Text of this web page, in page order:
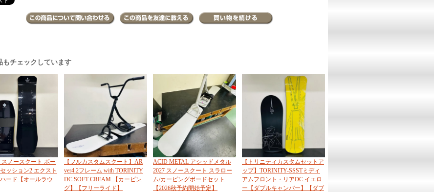
もチェックしています
スノースクート ボー
ッション2 エクスト
ード【オールラウ
【フルカスタムスクート】AR
ver4.2フレーム with TORINITY
DC SOFT CREAM 【カービン
グ】【フリーライド】
ACID METAL アシッドメタル
2027 スノースクート スラロー
ム/カービングボードセット
【2026秋予約開始予定】
【トリニティカスタムセットア
ップ】TORINITY-SSSTミディ
アムフロント・リアDC イエロ
ー【ダブルキャンバー】【ダブ